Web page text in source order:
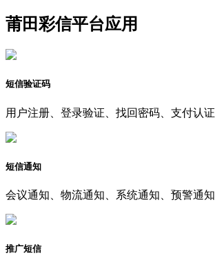
莆田彩信平台应用
短信验证码
用户注册、登录验证、找回密码、支付认证
短信通知
会议通知、物流通知、系统通知、预警通知
推广短信